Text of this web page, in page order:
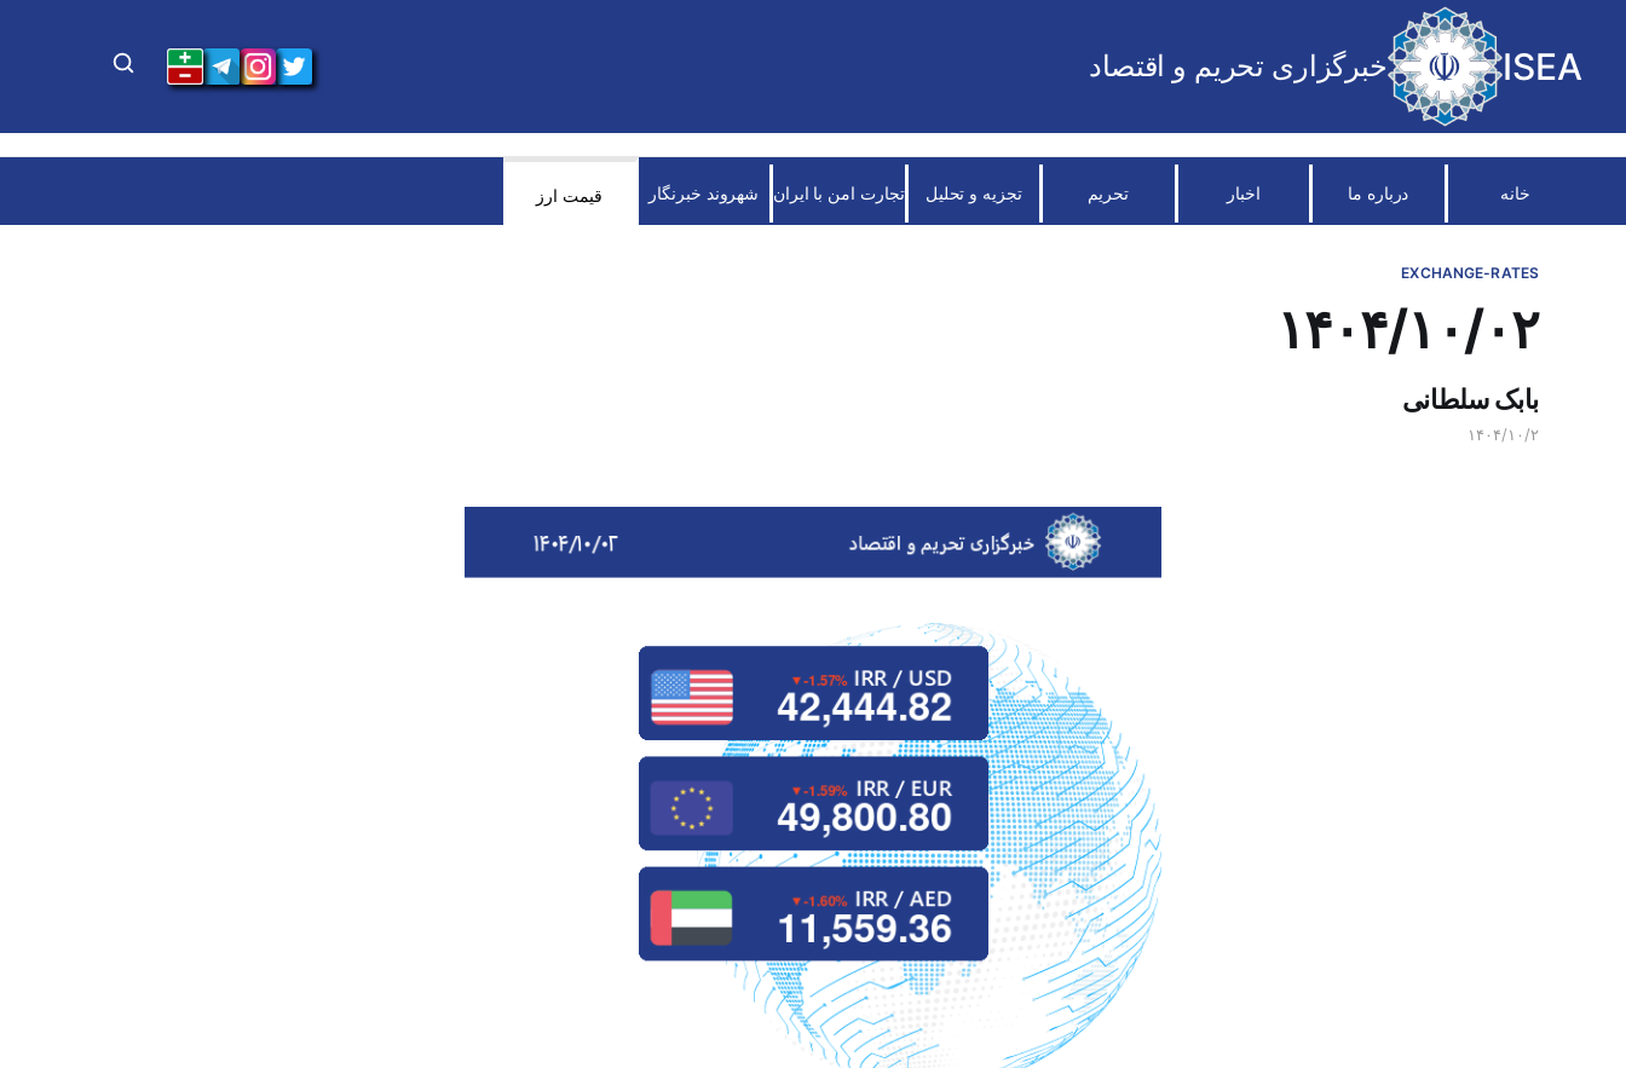
ISEA خبرگزاری تحریم و اقتصاد
خانه درباره ما اخبار تحریم تجزیه و تحلیل تجارت امن با ایران شهروند خبرنگار قیمت ارز
EXCHANGE-RATES
۱۴۰۴/۱۰/۰۲
بابک سلطانی
۱۴۰۴/۱۰/۲